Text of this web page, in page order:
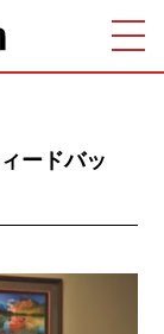
ードバッ